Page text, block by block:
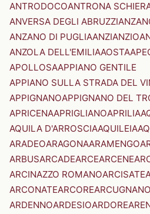
ANTRODOCOANTRONA
ANVERSA DEGLI ABRUZZI
ANZANO DI PUGLIAANZIANZIO
ANZOLA DELL'EMILIAAOSTA
APOLLOSAAPPIANO GENTILE
APPIANO SULLA STRADA DEL
APPIGNANOAPPIGNANO DEL
APRICENAAPRIGLIANOAPRILIA
AQUILA D'ARROSCIAAQUILEIA
ARADEOARAGONAARAMENGO
ARBUSARCADEARCEARCENE
ARCINAZZO ROMANOARCISATE
ARCONATEARCOREARCUGNANO
ARDENNOARDESIOARDORE